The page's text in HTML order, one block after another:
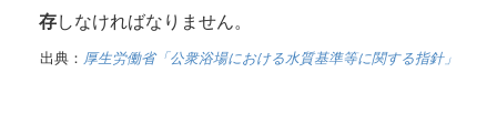
存しなければなりません。
出典： 厚生労働省「公衆浴場における水質基準等に関する指針」